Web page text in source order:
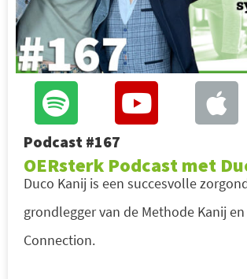
Podcast #167
OERsterk Podcast met
Duco Kanij is een succesvolle
grondlegger van de Methode Kanij
Connection.